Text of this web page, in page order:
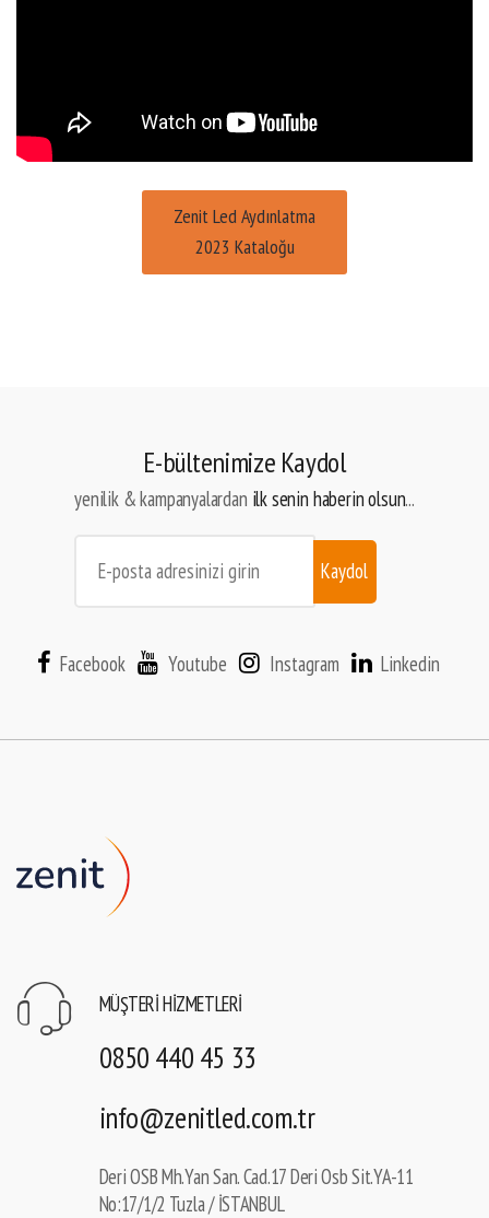
Zenit Led Aydınlatma
2023 Kataloğu
E-bültenimize Kaydol
yenilik & kampanyalardan ilk senin haberin olsun...
Kaydol
Facebook Youtube Instagram Linkedin
MÜŞTERI HIZMETLERI
0850 440 45 33
info@zenitled.com.tr
Deri OSB Mh.Yan San. Cad.17 Deri Osb Sit.YA-11
No:17/1/2 Tuzla / İSTANBUL